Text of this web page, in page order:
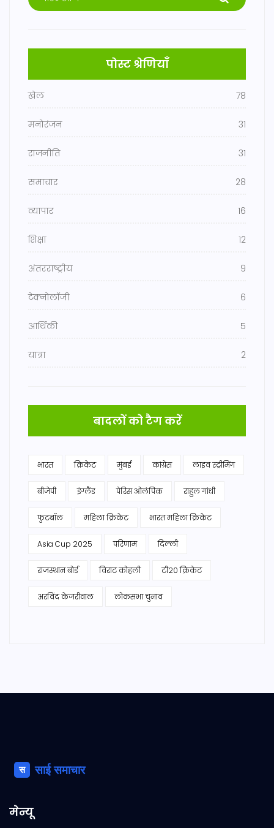
पोस्ट श्रेणियाँ
खेल 78
मनोरंजन 31
राजनीति 31
समाचार 28
व्यापार 16
शिक्षा 12
अंतरराष्ट्रीय 9
टेक्नोलॉजी 6
आर्थिकी 5
यात्रा 2
बादलों को टैग करें
भारत क्रिकेट मुंबई कांग्रेस लाइव स्ट्रीमिंग
बीजेपी इंग्लैंड पेरिस ओलंपिक राहुल गांधी
फुटबॉल महिला क्रिकेट भारत महिला क्रिकेट
Asia Cup 2025 परिणाम दिल्ली
राजस्थान बोर्ड विराट कोहली टी20 क्रिकेट
अरविंद केजरीवाल लोकसभा चुनाव
मेन्यू